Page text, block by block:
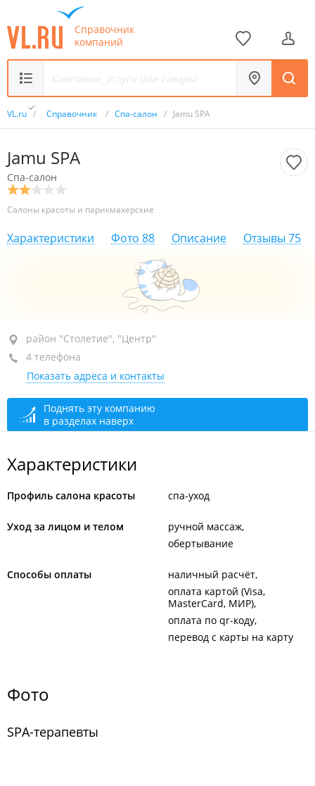
Справочник
компаний
VL.ru / Справочник / Спа-салон / Jamu SPA
Jamu SPA
Спа-салон
Салоны красоты и парикмахерские
Характеристики Фото 88 Описание Отзывы 75
район "Столетие", ул. Печорская, 12
+7 (423) 233-65-15
+7 908 993-61-16
закрыто, откроется в 10:00
район "Столетие", "Центр"
4 телефона
Показать адреса и контакты
Поднять эту компанию
в разделах наверх
Характеристики
Профиль салона красоты спа-уход
Уход за лицом и телом
ручной массаж
обертывание
Способы оплаты
наличный расчёт
оплата картой (Visa,
MasterCard, МИР)
оплата по qr-коду
перевод с карты на карту
Фото
SPA-терапевты